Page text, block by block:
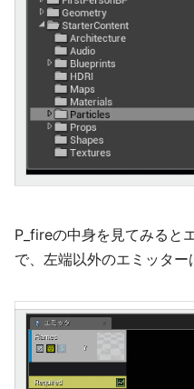
P_fireの中身を見てみると
で、左端以外のエミッター